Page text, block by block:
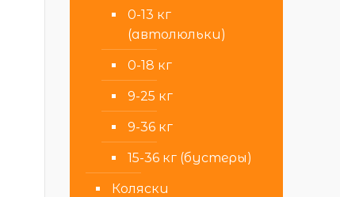
0-13 кг
(автолюльки)
0-18 кг
9-25 кг
9-36 кг
15-36 кг (бустеры)
Коляски